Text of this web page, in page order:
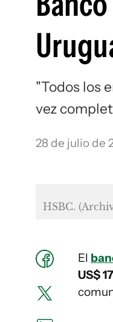
"Todos los
vez
28 de julio de
HSBC.
El
US$